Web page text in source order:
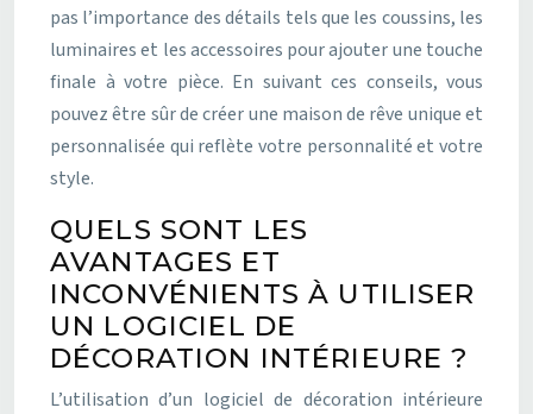
pas l’importance des détails tels que les coussins, les
luminaires et les accessoires pour ajouter une touche
finale à votre pièce. En suivant ces conseils, vous
pouvez être sûr de créer une maison de rêve unique et
personnalisée qui reflète votre personnalité et votre
style.
QUELS SONT LES
AVANTAGES ET
INCONVÉNIENTS À UTILISER
UN LOGICIEL DE
DÉCORATION INTÉRIEURE ?
L’utilisation d’un logiciel de décoration intérieure